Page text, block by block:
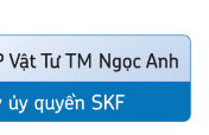
hồi, góp ý từ Quý
chúng tôi sẽ có